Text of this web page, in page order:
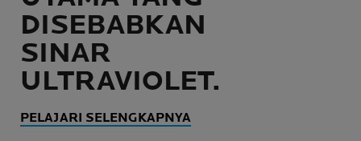
DISEBABKAN
SINAR
ULTRAVIOLET.
PELAJARI SELENGKAPNYA